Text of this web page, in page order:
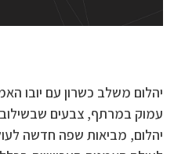
יהלום משלב כשרון עם יובו
עמוק במרתף, צבעים
יהלום, מביאות שפה חדשה